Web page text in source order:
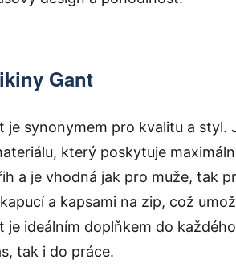
Gant
je synonymem pro kvalitu a styl.
který poskytuje
a je vhodná jak pro muže, tak
a kapsami na zip, což
je ideálním doplňkem do
tak i do práce.